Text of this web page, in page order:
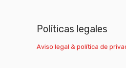
Políticas legales
Aviso legal & política de